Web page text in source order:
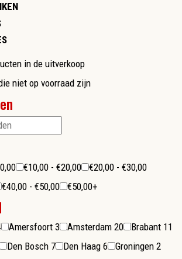
in de uitverkoop
niet op voorraad zijn
€10,00 - €20,00
€20,00 - €30,00
€40,00 - €50,00 €50,00+
Amersfoort 3 Amsterdam 20 Brabant 11
Den Bosch 7 Den Haag 6 Groningen 2